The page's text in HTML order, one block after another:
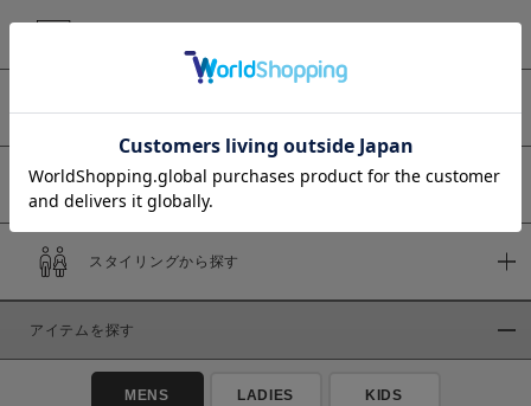
価格
～
商品タイプ
通常商品 予約商品
予約商品
スタイリングから探す
アイテムを探す
MENS LADIES KIDS